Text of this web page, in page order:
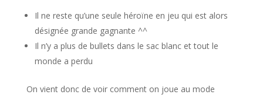
Il ne reste qu’une seule héroïne en jeu qui est alors
désignée grande gagnante ^^
Il n’y a plus de bullets dans le sac blanc et tout le
monde a perdu
On vient donc de voir comment on joue au mode